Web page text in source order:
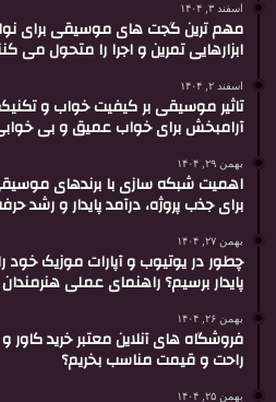
اسفند ۳, ۱۴۰۴
مهم ترین گجت های موسیقی برای
ابزارهایی تمرین و اجرا را متحول می
اسفند ۲, ۱۴۰۴
تاثیر موسیقی بر کیفیت خواب و
آرامبخش برای خواب عمیق و بی
بهمن ۲۹, ۱۴۰۴
اهمیت شبکه سازی با برندهای
برای جذب پروژه، درآمد پایدار و رشد
بهمن ۲۷, ۱۴۰۴
چطور در یوتیوب و آپارات موزیک خود
پایدار برسیم؟ راهنمای عملی
بهمن ۲۶, ۱۴۰۴
فروشگاه های آنلاین معتبر خرید کاور و
راحت و قیمت مناسب بخریم؟
بهمن ۲۵, ۱۴۰۴